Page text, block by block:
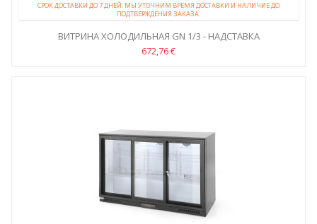
СРОК ДОСТАВКИ ДО 7 ДНЕЙ. МЫ УТОЧНИМ ВРЕМЯ ДОСТАВКИ И НАЛИЧИЕ ДО
ПОДТВЕРЖДЕНИЯ ЗАКАЗА.
ВИТРИНА ХОЛОДИЛЬНАЯ GN 1/3 - НАДСТАВКА
672,76 €